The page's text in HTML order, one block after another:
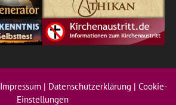
Impressum| Datenschutzerklärung | Cookie-
Einstellungen